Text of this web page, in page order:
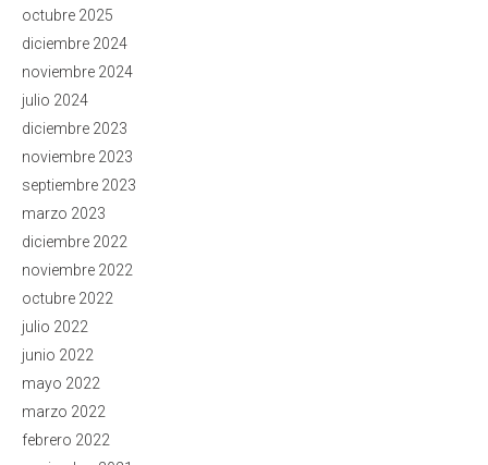
octubre 2025
diciembre 2024
noviembre 2024
julio 2024
diciembre 2023
noviembre 2023
septiembre 2023
marzo 2023
diciembre 2022
noviembre 2022
octubre 2022
julio 2022
junio 2022
mayo 2022
marzo 2022
febrero 2022